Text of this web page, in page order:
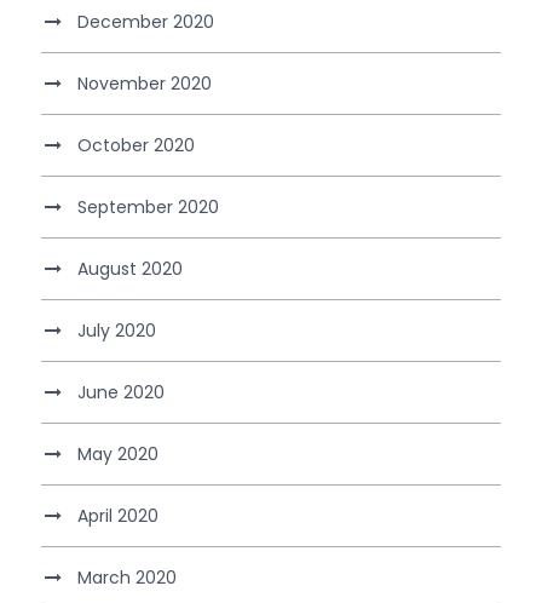
December 2020
November 2020
October 2020
September 2020
August 2020
July 2020
June 2020
May 2020
April 2020
March 2020